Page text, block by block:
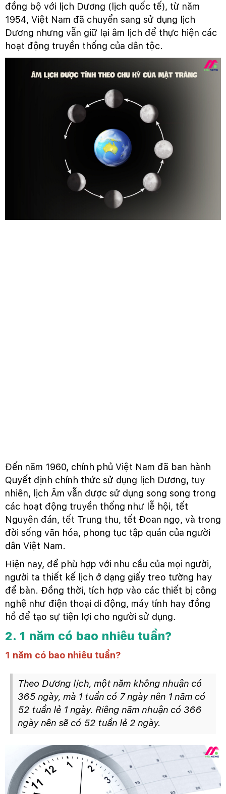
đồng bộ với lịch Dương (lịch quốc tế), từ năm
1954, Việt Nam đã chuyển sang sử dụng lịch
Dương nhưng vẫn giữ lại âm lịch để thực hiện các
hoạt động truyền thống của dân tộc.
Đến năm 1960, chính phủ Việt Nam đã ban hành
Quyết định chính thức sử dụng lịch Dương, tuy
nhiên, lịch Âm vẫn được sử dụng song song trong
các hoạt động truyền thống như lễ hội, tết
Nguyên đán, tết Trung thu, tết Đoan ngọ, và trong
đời sống văn hóa, phong tục tập quán của người
dân Việt Nam.
Hiện nay, để phù hợp với nhu cầu của mọi người,
người ta thiết kế lịch ở dạng giấy treo tường hay
để bàn. Đồng thời, tích hợp vào các thiết bị công
nghệ như điện thoại di động, máy tính hay đồng
hồ để tạo sự tiện lợi cho người sử dụng.
2. 1 năm có bao nhiêu tuần?
1 năm có bao nhiêu tuần?
Theo Dương lịch, một năm không nhuận có
365 ngày, mà 1 tuần có 7 ngày nên 1 năm có
52 tuần lẻ 1 ngày. Riêng năm nhuận có 366
ngày nên sẽ có 52 tuần lẻ 2 ngày.